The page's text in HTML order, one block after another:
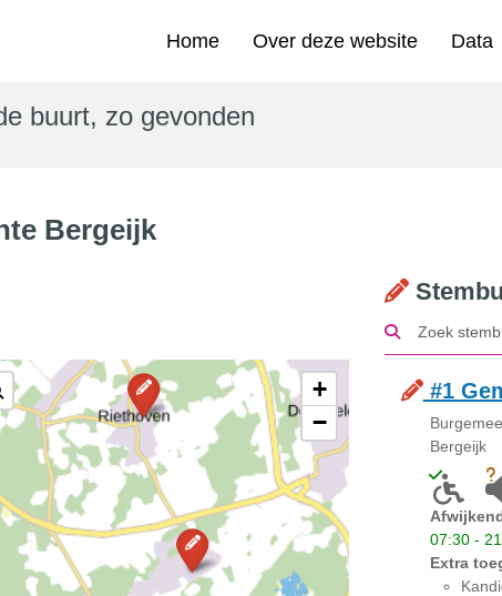
Home Over deze website Data
buurt, zo gevonden
Bergeijk
+
−
#1
Bergeijk
07:30 -
Extra